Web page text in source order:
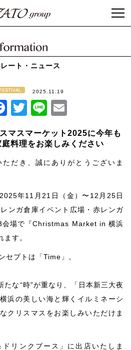
ート・ニュース
2025.11.19
Facebook
Twitter
Line
マスマーケット2025に今年も
料理をお楽しみください
だき、誠にありがとうございま
年11月21日（金）〜12月25日
ンガ倉庫イベント広場・赤レンガ
会場で『Christmas Market in 横浜
す。
セプトは「Time」。
たな“時”が重なり、「日本新三大夜
浜の美しい海と輝くイルミネーシ
クリスマスをお楽しみいただけま
リンクブース」に出店いたしま